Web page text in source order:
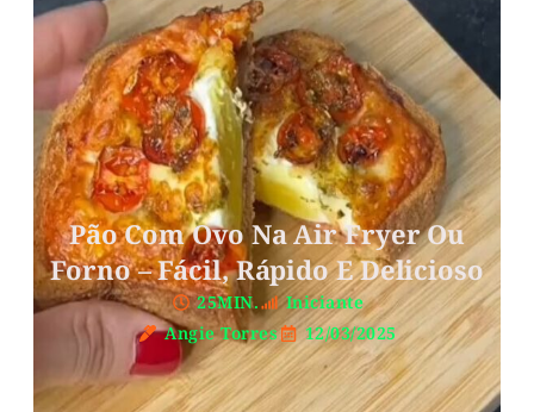
Pão Com Ovo Na Air Fryer Ou
Forno – Fácil, Rápido E Delicioso
25MIN.
Iniciante
Angie Torres
12/03/2025